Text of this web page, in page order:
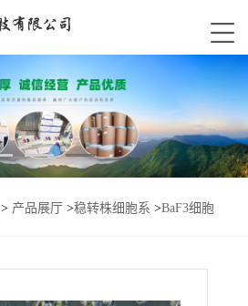
> 产品展厅 >稳转株细胞系 >BaF3细胞